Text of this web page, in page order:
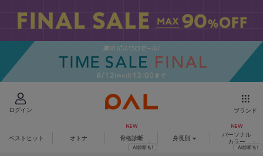
ログイン ブランド
ベストヒット オトナ 骨格診断 身長別
パーソナル
カラー